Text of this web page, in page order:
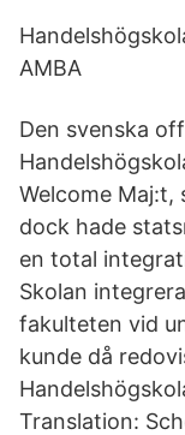
AMBA
Den svenska
Welcome Maj:t,
dock hade
en total
Skolan
fakulteten vid
kunde då
Translation: